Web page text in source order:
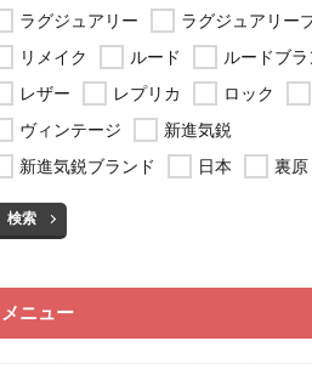
ラグジュアリー
ラグジュアリー
リメイク
ルード
ルードブラ
レザー
レプリカ ロック
ヴィンテージ
新進気鋭
新進気鋭ブランド
日本 裏原
検索
メニュー